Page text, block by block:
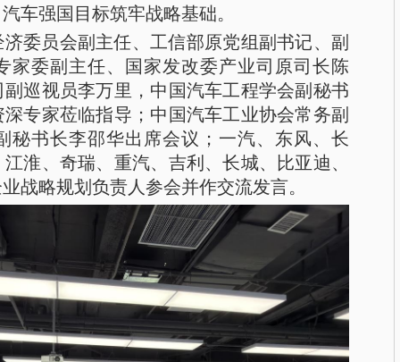
车强国目标筑牢战略基础。
委员会副主任、工信部原党组副书记、副
家委副主任、国家发改委产业司原司长陈
巡视员李万里，中国汽车工程学会副秘书
专家莅临指导；中国汽车工业协会常务副
秘书长李邵华出席会议；一汽、东风、长
淮、奇瑞、重汽、吉利、长城、比亚迪、
战略规划负责人参会并作交流发言。